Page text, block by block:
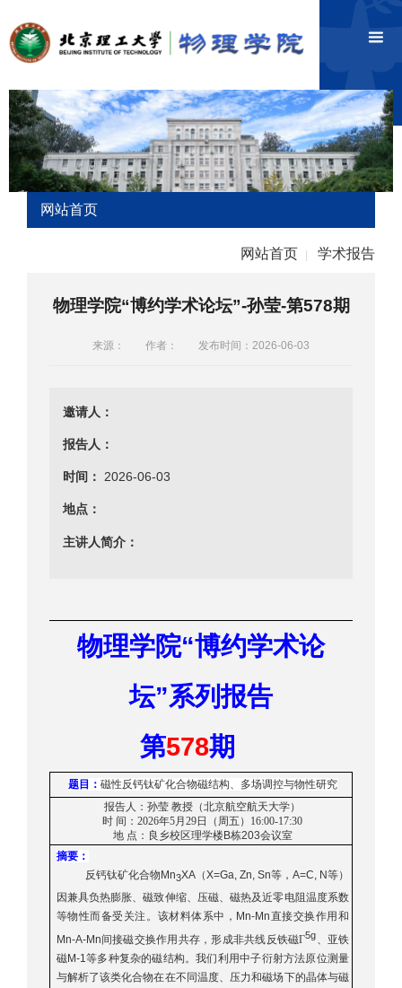
网站首页
网站首页 学术报告
物理学院“博约学术论坛”-孙莹-第578期
来源： 作者： 发布时间：2026-06-03
邀请人：
报告人：
时间： 2026-06-03
地点：
主讲人简介：
物理学院“博约学术论
坛”系列报告
第578期
题目： 磁性反钙钛矿化合物磁结构、多场调控与物性研究
报告人：孙莹 教授（北京航空航天大学）
时 间：2026年5月29日（周五）16:00-17:30
地 点：良乡校区理学楼B栋203会议室
摘要：
反钙钛矿化合物 Mn3XA（X=Ga, Zn, Sn等， A=C, N等）
因兼具负热膨胀、磁致伸缩、压磁、磁热及近零电阻温度系数
等物性而备受关注。该材料体系中， Mn-Mn直接交换作用和
Mn-A-Mn间接磁交换作用共存，形成非共线反铁磁Γ5g
、亚铁
磁M-1 等多种复杂的磁结构。我们利用中子衍射方法原位测量
与解析了该类化合物在在不同温度、压力和磁场下的晶体与磁